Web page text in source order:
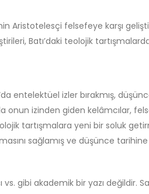
Aristotelesçi felsefeye karşı
Batı’daki teolojik
entelektüel izler bırakmış,
onun izinden giden kelâmcılar,
tartışmalara yeni bir soluk
sağlamış ve düşünce
vs. gibi akademik bir yazı değildir.